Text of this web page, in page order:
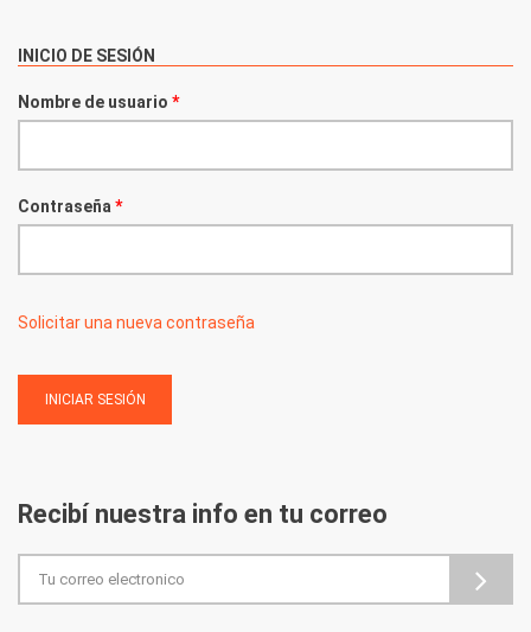
INICIO DE SESIÓN
Nombre de usuario *
Contraseña *
Solicitar una nueva contraseña
Recibí nuestra info en tu correo